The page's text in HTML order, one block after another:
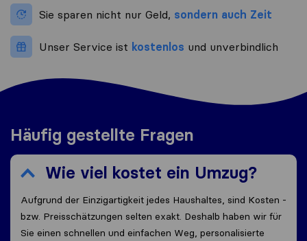
Sie sparen nicht nur Geld, sondern auch Zeit
Unser Service ist kostenlos und unverbindlich
Häufig gestellte Fragen
Wie viel kostet ein Umzug?
Aufgrund der Einzigartigkeit jedes Haushaltes, sind Kosten -
bzw. Preisschätzungen selten exakt. Deshalb haben wir für
Sie einen schnellen und einfachen Weg, personalisierte